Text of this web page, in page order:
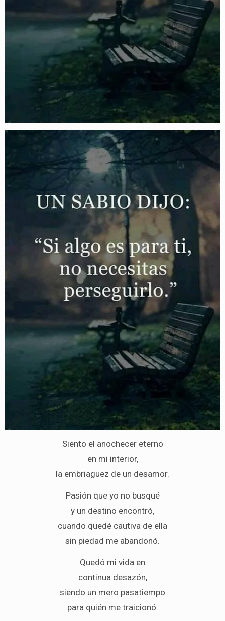
Siento el anochecer eterno
en mi interior,
la embriaguez de un desamor.
Pasión que yo no busqué
y un destino encontró,
cuando quedé cautiva de ella
sin piedad me abandonó.
Quedó mi vida en
continua desazón,
siendo un mero pasatiempo
para quién me traicionó.